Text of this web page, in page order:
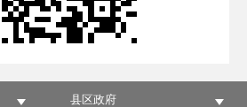
县区政府